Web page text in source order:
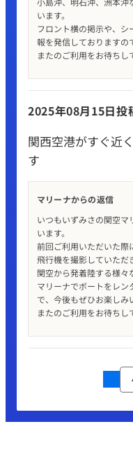
います。
フロント横の掲示や、
報を発信しております
またのご利用をお待ちし
2025年08月15日投
関西空港がすぐ近
す
マリーナからの返信
いつもいずみさの関空
います。
前回ご利用いただいた際
飛行機を撮影していた
関空から発着陸する様々
マリーナでボートをレン
で、今後もぜひお楽し
またのご利用をお待ちし